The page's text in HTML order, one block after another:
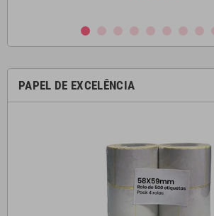
PAPEL DE EXCELÊNCIA